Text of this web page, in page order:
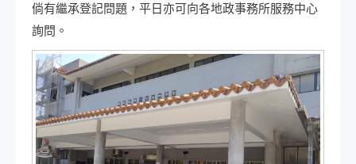
倘有繼承登記問題，平日亦可向各地政事務所服務中心
詢問。